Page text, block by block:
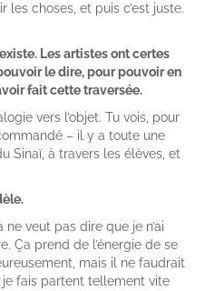
les choses, et puis c’est juste.
Les artistes ont certes
le dire, pour pouvoir en
fait cette traversée.
vers l’objet. Tu vois, pour
– il y a toute une
Sinaï, à travers les élèves, et
ne veut pas dire que je n’ai
Ça prend de l’énergie de se
mais il ne faudrait
fais partent tellement vite